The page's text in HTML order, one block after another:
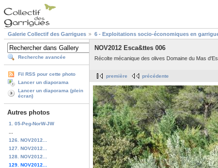
Galerie Collectif des Garrigues 6 - Exploitations socio-économiques en
Recherche avancée
Fil RSS pour cette photo
Lancer un diaporama
Lancer un diaporama (plein
écran)
Autres photos
1. 05-Peg-NorW-JW
126. NOV2012...
127. NOV2012...
128. NOV2012...
129. NOV2012...
NOV2012 Esca&ttes 006
Récolte mécanique des olives Domaine du Mas
première précédente